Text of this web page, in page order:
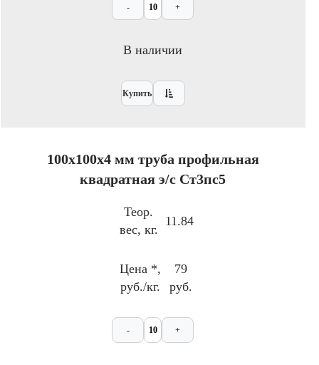
- +
В наличии
Купить
100x100х4 мм труба профильная
квадратная э/с Ст3пс5
Теор.
вес, кг.
11.84
Цена *,
руб./кг.
79
руб.
- +